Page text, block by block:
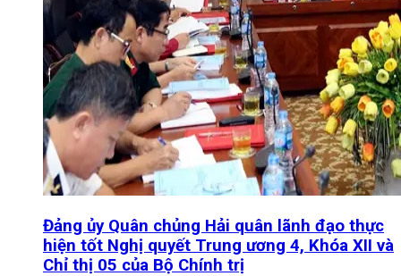
Đảng ủy Quân chủng Hải quân lãnh đạo thực
hiện tốt Nghị quyết Trung ương 4, Khóa XII và
Chỉ thị 05 của Bộ Chính trị